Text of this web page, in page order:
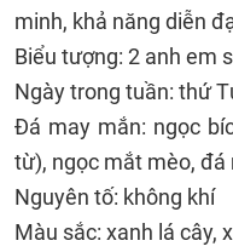
minh, khả năng diễn
Biểu tượng: 2 anh em
Ngày trong tuần: thứ
Đá may mắn: ngọc
từ), ngọc mắt mèo, đá
Nguyên tố: không khí
Màu sắc: xanh lá cây,